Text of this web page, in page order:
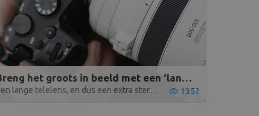
Breng het groots in beeld met een ‘lange lens’ van Canon | Grobet
Een lange telelens, en dus een extra sterke vergroting, is vrijwel onmisbaar voor veel vormen van fotografie. Wij zetten er in deze blog enkele in de spotlight. 1352